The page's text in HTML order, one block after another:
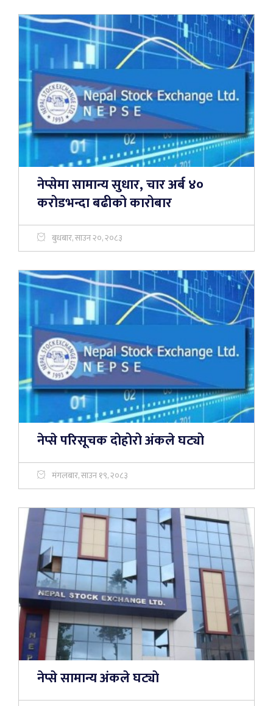
नेप्सेमा सामान्य सुधार, चार अर्ब ४०
करोडभन्दा बढीको कारोबार
बुधबार, साउन २०, २०८३
नेप्से परिसूचक दोहोरो अंकले घट्यो
मंगलबार, साउन १९, २०८३
नेप्से सामान्य अंकले घट्याे